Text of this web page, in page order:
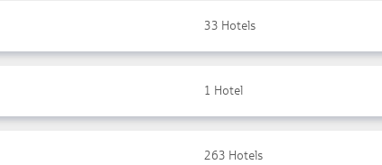
33 Hotels
1 Hotel
263 Hotels